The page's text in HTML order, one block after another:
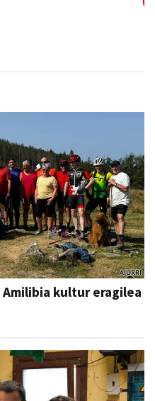
kultur eragilea